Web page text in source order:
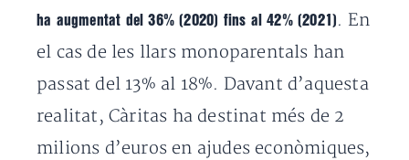
ha augmentat del 36% (2020) fins al 42% (2021) . En
el cas de les llars monoparentals han
passat del 13% al 18%. Davant d’aquesta
realitat, Càritas ha destinat més de 2
milions d’euros en ajudes econòmiques,